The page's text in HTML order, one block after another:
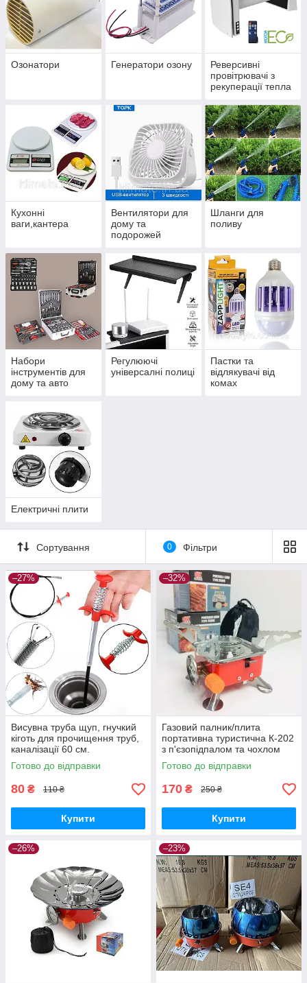
Озонатори Генератори озону
Реверсивні
провітрювачі з
рекуперації тепла
Кухонні
ваги,кантера
Вентилятори для
дому та
подорожей
Шланги для
поливу
Набори
інструментів для
дому та авто
Регулюючі
універсалні полиці
Пастки та
відлякувачі від
комах
Електричні плити
Сортування 0 Фільтри
–27%
Висувна труба щуп, гнучкий
кіготь для прочищення труб,
каналізації 60 см.
Готово до відправки
80 ₴ 110 ₴
Купити
–32%
Газовий палник/плита
портативна туристична К-202
з п'єзопідпалом та чохлом
Готово до відправки
170 ₴ 250 ₴
Купити
–26% –23%